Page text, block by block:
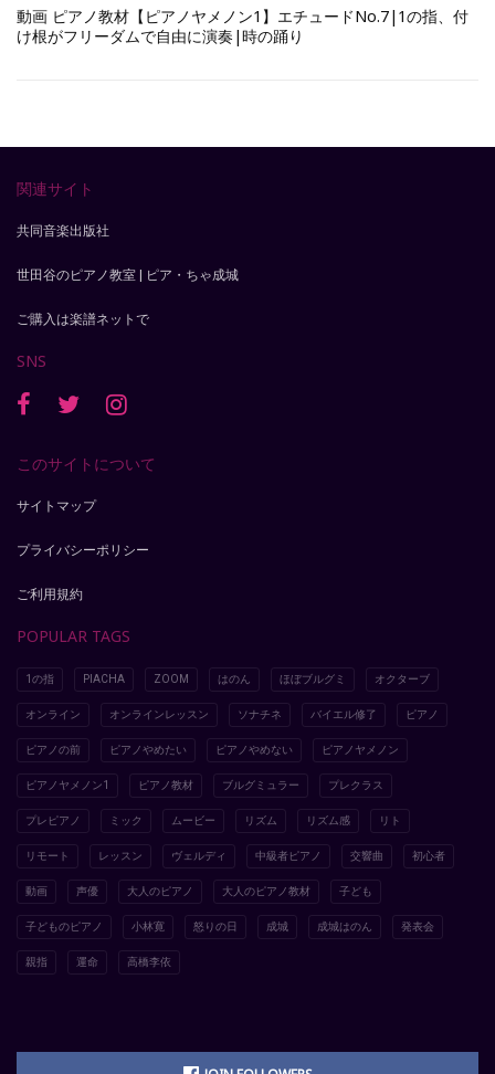
動画 ピアノ教材【ピアノヤメノン1】エチュードNo.7|1の指、付
け根がフリーダムで自由に演奏|時の踊り
関連サイト
共同音楽出版社
世田谷のピアノ教室 | ピア・ちゃ成城
ご購入は楽譜ネットで
SNS
このサイトについて
サイトマップ
プライバシーポリシー
ご利用規約
POPULAR TAGS
1の指 PIACHA ZOOM はのん ほぼブルグミ オクターブ
オンライン オンラインレッスン ソナチネ バイエル修了 ピアノ
ピアノの前 ピアノやめたい ピアノやめない ピアノヤメノン
ピアノヤメノン1 ピアノ教材 ブルグミュラー プレクラス
プレピアノ ミック ムービー リズム リズム感 リト
リモート レッスン ヴェルディ 中級者ピアノ 交響曲 初心者
動画 声優 大人のピアノ 大人のピアノ教材 子ども
子どものピアノ 小林寛 怒りの日 成城 成城はのん 発表会
親指 運命 高橋李依